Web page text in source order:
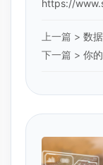
https://
上一篇 > 数
下一篇 > 你